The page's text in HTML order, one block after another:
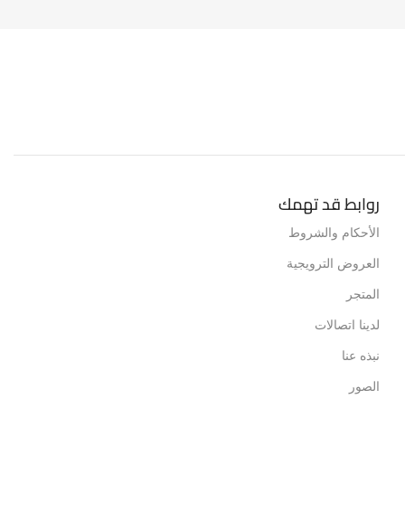
روابط قد تهمك
الأحكام والشروط
العروض الترويجية
المتجر
لدينا اتصالات
نبذه عنا
الصور